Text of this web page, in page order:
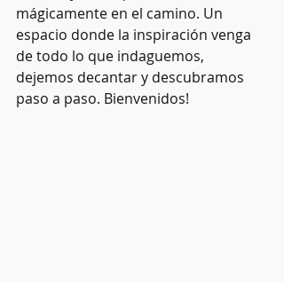
mágicamente en el camino. Un
espacio donde la inspiración venga
de todo lo que indaguemos,
dejemos decantar y descubramos
paso a paso. Bienvenidos!